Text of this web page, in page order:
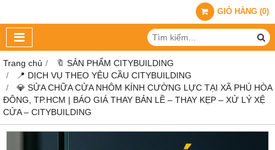
GIỎ HÀNG (0)
Trang chủ
🔖 SẢN PHẨM CITYBUILDING
📍 DỊCH VỤ THEO YÊU CẦU CITYBUILDING
💎 SỬA CHỮA CỬA NHÔM KÍNH CƯỜNG LỰC TẠI XÃ PHÚ HÒA
ĐÔNG, TP.HCM | BÁO GIÁ THAY BẢN LỀ – THAY KẸP – XỬ LÝ XỆ
CỬA – CITYBUILDING